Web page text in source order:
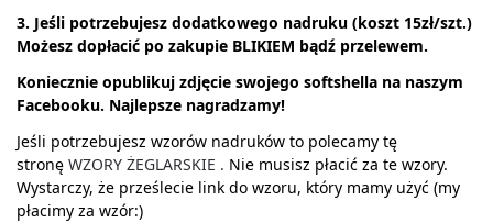
3. Jeśli potrzebujesz dodatkowego nadruku (koszt 15zł/szt.)
Możesz dopłacić po zakupie BLIKIEM bądź przelewem.
Koniecznie opublikuj zdjęcie swojego softshella na naszym
Facebooku. Najlepsze nagradzamy!
Jeśli potrzebujesz wzorów nadruków to polecamy tę
stronę WZORY ŻEGLARSKIE . Nie musisz płacić za te wzory.
Wystarczy, że prześlecie link do wzoru, który mamy użyć (my
płacimy za wzór:)